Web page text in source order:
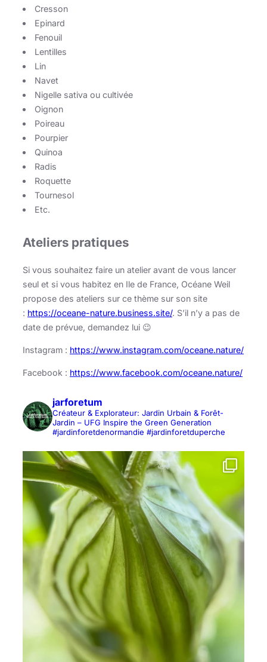
Cresson
Epinard
Fenouil
Lentilles
Lin
Navet
Nigelle sativa ou cultivée
Oignon
Poireau
Pourpier
Quinoa
Radis
Roquette
Tournesol
Etc.
Ateliers pratiques
Si vous souhaitez faire un atelier avant de vous lancer
seul et si vous habitez en Ile de France, Océane Weil
propose des ateliers sur ce thème sur son site
: https://oceane-nature.business.site/. S’il n’y a pas de
date de prévue, demandez lui 😉
Instagram : https://www.instagram.com/oceane.nature/
Facebook : https://www.facebook.com/oceane.nature/
jarforetum
Créateur & Explorateur: Jardin Urbain & Forêt-
Jardin – UFG Inspire the Green Generation
#jardinforetdenormandie #jardinforetduperche